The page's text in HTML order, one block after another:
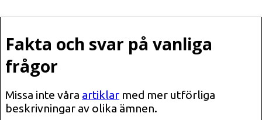
Fakta och svar på vanliga
frågor
Missa inte våra artiklar med mer utförliga
beskrivningar av olika ämnen.